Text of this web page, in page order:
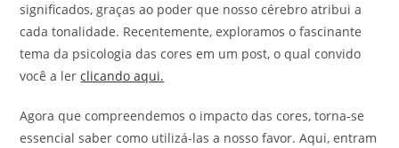
significados, graças ao poder que nosso cérebro atribui a
cada tonalidade. Recentemente, exploramos o fascinante
tema da psicologia das cores em um post, o qual convido
você a lerclicando aqui.
Agora que compreendemos o impacto das cores, torna-se
essencial saber como utilizá-las a nosso favor. Aqui, entram